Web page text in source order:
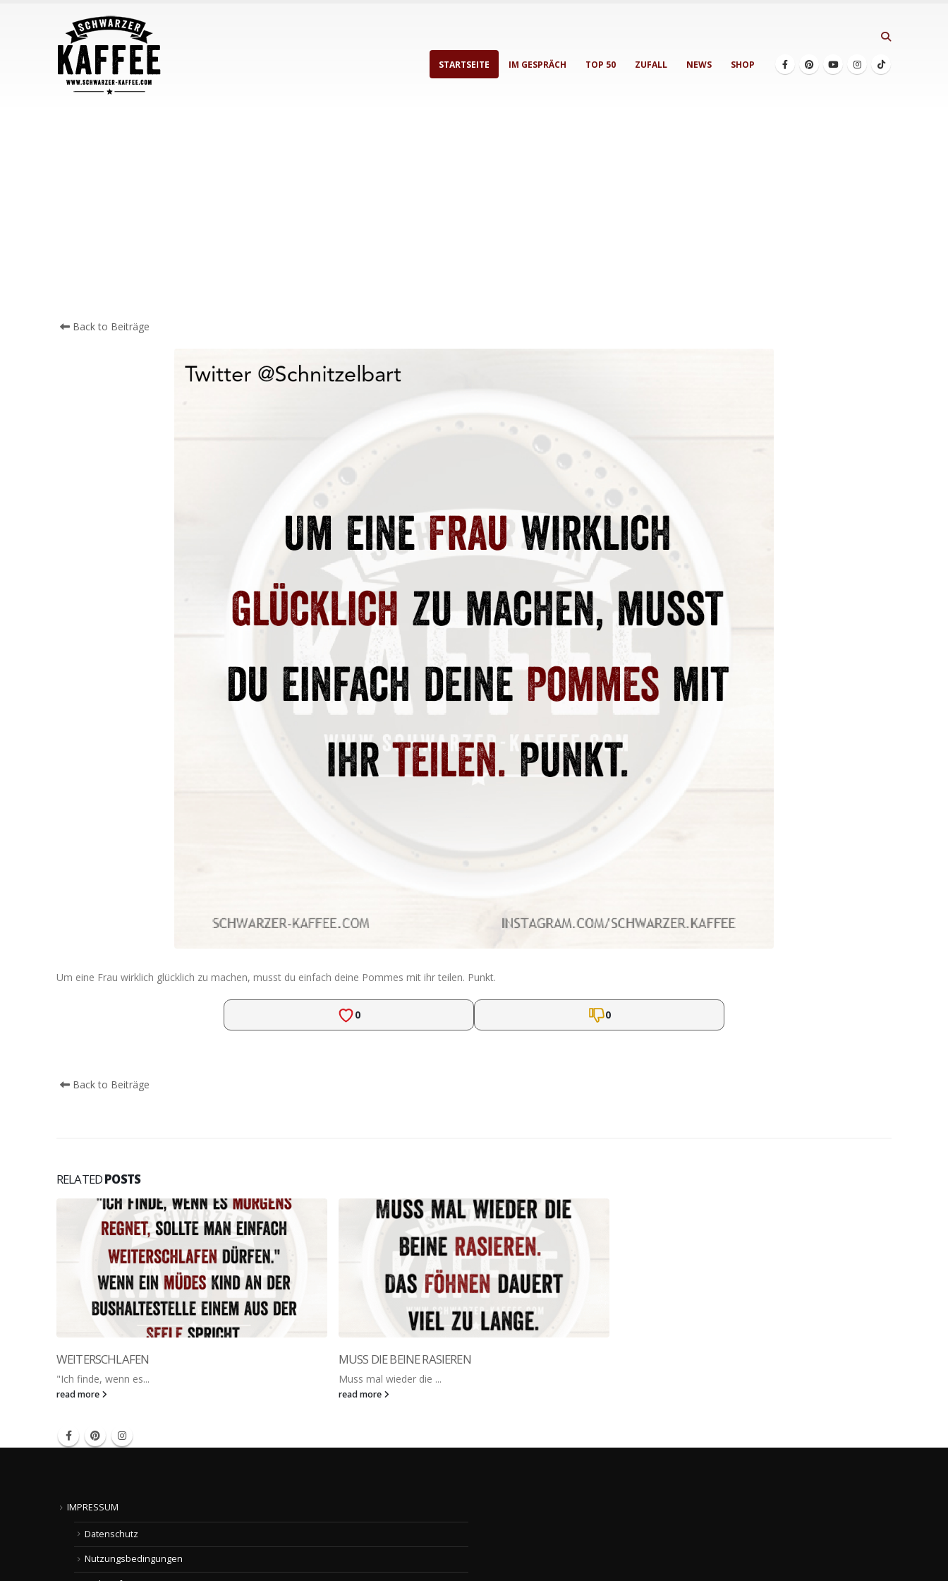
STARTSEITE IM GESPRÄCH TOP 50 ZUFALL NEWS SHOP
Back to Beiträge
Um eine Frau wirklich glücklich zu machen, musst du einfach deine Pommes mit ihr teilen. Punkt.
0 0
Back to Beiträge
RELATEDPOSTS
WEITERSCHLAFEN
"Ich finde, wenn es...
read more
MUSS DIE BEINE RASIEREN
Muss mal wieder die ...
read more
IMPRESSUM
Datenschutz
Nutzungsbedingungen